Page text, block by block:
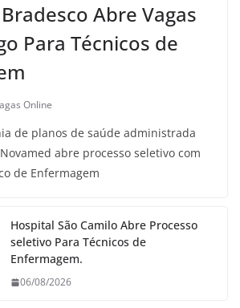
Abre Vagas
Para Técnicos de
Online
de planos de saúde administrada
abre processo seletivo com
de Enfermagem
Hospital São Camilo Abre Processo
seletivo Para Técnicos de
Enfermagem.
06/08/2026